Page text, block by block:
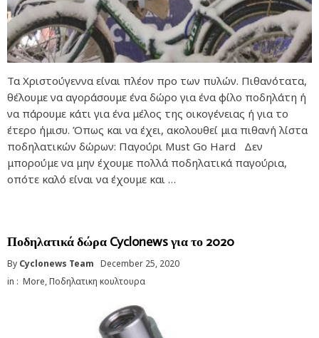
Τα Χριστούγεννα είναι πλέον προ των πυλών. Πιθανότατα,
θέλουμε να αγοράσουμε ένα δώρο για ένα φίλο ποδηλάτη ή
να πάρουμε κάτι για ένα μέλος της οικογένειας ή για το
έτερο ήμισυ. Όπως και να έχει, ακολουθεί μια πιθανή λίστα
ποδηλατικών δώρων: Παγούρι Must Go Hard Δεν
μπορούμε να μην έχουμε πολλά ποδηλατικά παγούρια,
οπότε καλό είναι να έχουμε και …
Ποδηλατικά δώρα Cyclonews για το 2020
By Cyclonews Team December 25, 2020
in : More,Ποδηλατικη κουλτουρα